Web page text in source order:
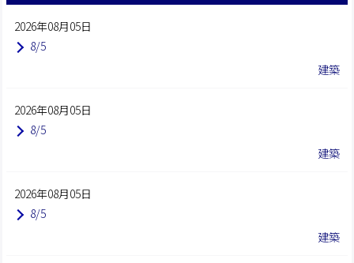
2026年08月05日
8/5
建築
2026年08月05日
8/5
建築
2026年08月05日
8/5
建築